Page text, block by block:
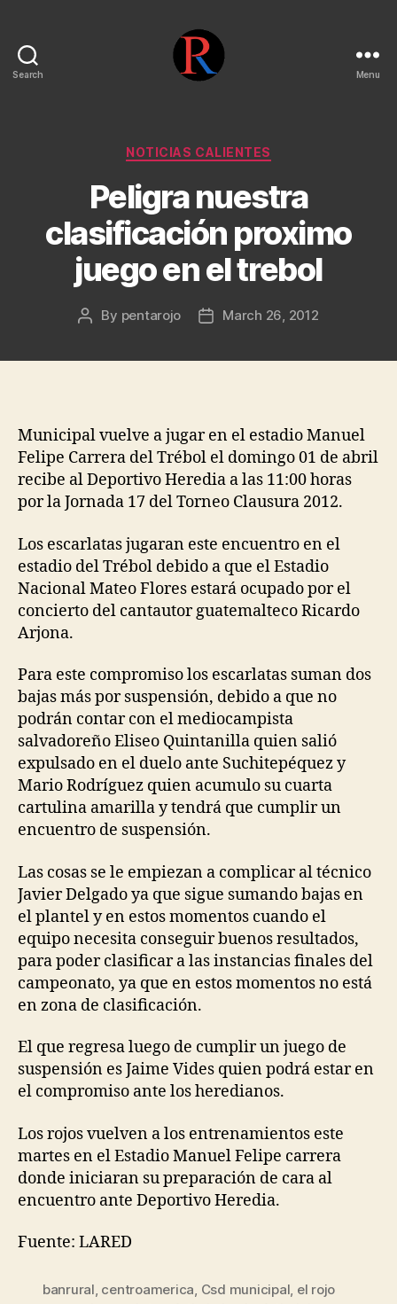
Search Menu
Categories
NOTICIAS CALIENTES
Peligra nuestra
clasificación proximo
juego en el trebol
Post
By pentarojo
PostMarch 26, 2012
Municipal vuelve a jugar en el estadio Manuel
Felipe Carrera del Trébol el domingo 01 de abril
recibe al Deportivo Heredia a las 11:00 horas
por la Jornada 17 del Torneo Clausura 2012.
Los escarlatas jugaran este encuentro en el
estadio del Trébol debido a que el Estadio
Nacional Mateo Flores estará ocupado por el
concierto del cantautor guatemalteco Ricardo
Arjona.
Para este compromiso los escarlatas suman dos
bajas más por suspensión, debido a que no
podrán contar con el mediocampista
salvadoreño Eliseo Quintanilla quien salió
expulsado en el duelo ante Suchitepéquez y
Mario Rodríguez quien acumulo su cuarta
cartulina amarilla y tendrá que cumplir un
encuentro de suspensión.
Las cosas se le empiezan a complicar al técnico
Javier Delgado ya que sigue sumando bajas en
el plantel y en estos momentos cuando el
equipo necesita conseguir buenos resultados,
para poder clasificar a las instancias finales del
campeonato, ya que en estos momentos no está
en zona de clasificación.
El que regresa luego de cumplir un juego de
suspensión es Jaime Vides quien podrá estar en
el compromiso ante los heredianos.
Los rojos vuelven a los entrenamientos este
martes en el Estadio Manuel Felipe carrera
donde iniciaran su preparación de cara al
encuentro ante Deportivo Heredia.
Fuente: LARED
banrural, centroamerica, Csd municipal, el rojo